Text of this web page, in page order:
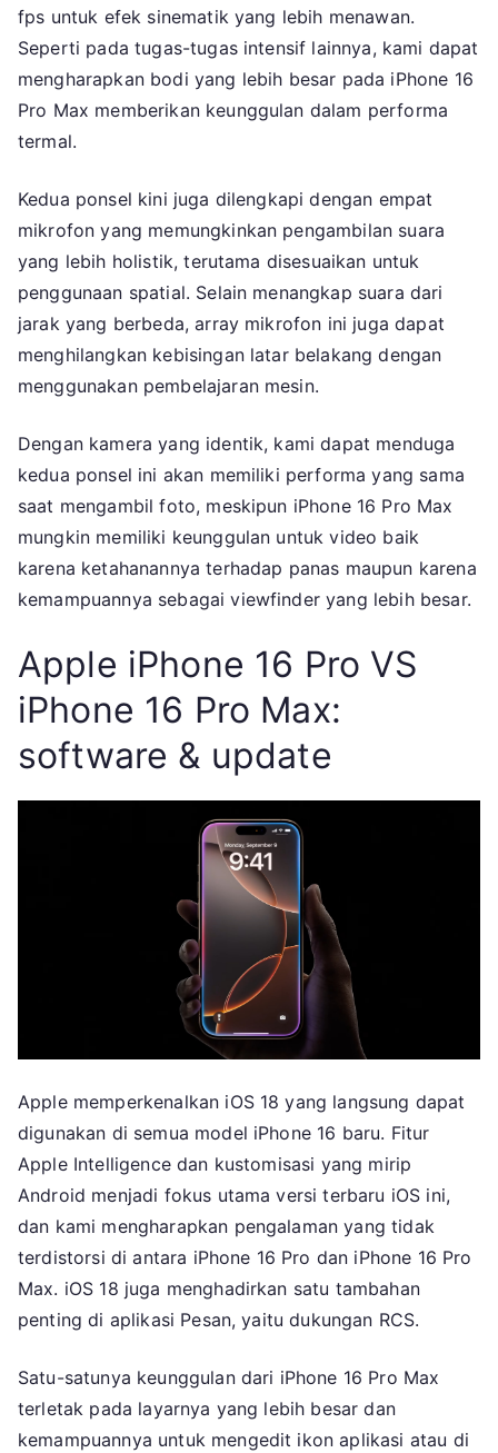
fps untuk efek sinematik yang lebih menawan.
Seperti pada tugas-tugas intensif lainnya, kami dapat
mengharapkan bodi yang lebih besar pada iPhone 16
Pro Max memberikan keunggulan dalam performa
termal.
Kedua ponsel kini juga dilengkapi dengan empat
mikrofon yang memungkinkan pengambilan suara
yang lebih holistik, terutama disesuaikan untuk
penggunaan spatial. Selain menangkap suara dari
jarak yang berbeda, array mikrofon ini juga dapat
menghilangkan kebisingan latar belakang dengan
menggunakan pembelajaran mesin.
Dengan kamera yang identik, kami dapat menduga
kedua ponsel ini akan memiliki performa yang sama
saat mengambil foto, meskipun iPhone 16 Pro Max
mungkin memiliki keunggulan untuk video baik
karena ketahanannya terhadap panas maupun karena
kemampuannya sebagai viewfinder yang lebih besar.
Apple iPhone 16 Pro VS
iPhone 16 Pro Max:
software & update
Apple memperkenalkan iOS 18 yang langsung dapat
digunakan di semua model iPhone 16 baru. Fitur
Apple Intelligence dan kustomisasi yang mirip
Android menjadi fokus utama versi terbaru iOS ini,
dan kami mengharapkan pengalaman yang tidak
terdistorsi di antara iPhone 16 Pro dan iPhone 16 Pro
Max. iOS 18 juga menghadirkan satu tambahan
penting di aplikasi Pesan, yaitu dukungan RCS.
Satu-satunya keunggulan dari iPhone 16 Pro Max
terletak pada layarnya yang lebih besar dan
kemampuannya untuk mengedit ikon aplikasi atau di